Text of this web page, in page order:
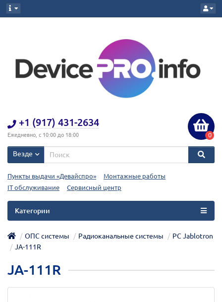
+1 (917) 431-2634
Ежедневно, с 10:00 до 18:00 0
Везде
Пункты выдачи «Девайспро»
Монтажные работы
IT обслуживание
Сервисный центр
Категории
ОПС системы Радиоканальные системы
РС Jablotron
JA-111R
JA-111R